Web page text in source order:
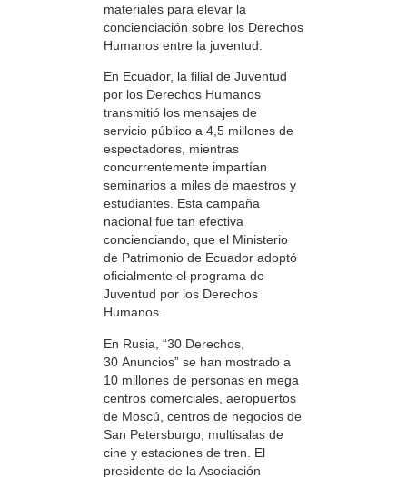
materiales para elevar la
concienciación sobre los Derechos
Humanos entre la juventud.
En Ecuador, la filial de Juventud
por los Derechos Humanos
transmitió los mensajes de
servicio público a 4,5 millones de
espectadores, mientras
concurrentemente impartían
seminarios a miles de maestros y
estudiantes. Esta campaña
nacional fue tan efectiva
concienciando, que el Ministerio
de Patrimonio de Ecuador adoptó
oficialmente el programa de
Juventud por los Derechos
Humanos.
En Rusia, “30 Derechos,
30 Anuncios” se han mostrado a
10 millones de personas en mega
centros comerciales, aeropuertos
de Moscú, centros de negocios de
San Petersburgo, multisalas de
cine y estaciones de tren. El
presidente de la Asociación